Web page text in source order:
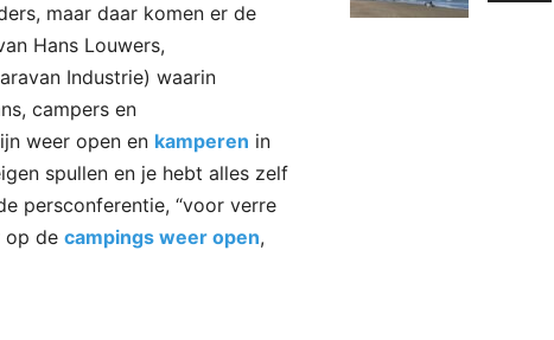
maar daar komen er de
Hans Louwers,
Industrie) waarin
campers en
weer open en kamperen in
spullen en je hebt alles zelf
persconferentie, “voor verre
op de campings weer open,